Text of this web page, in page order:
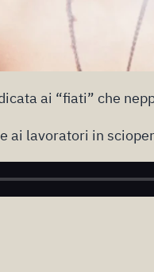
ai “fiati” che
ai lavoratori in